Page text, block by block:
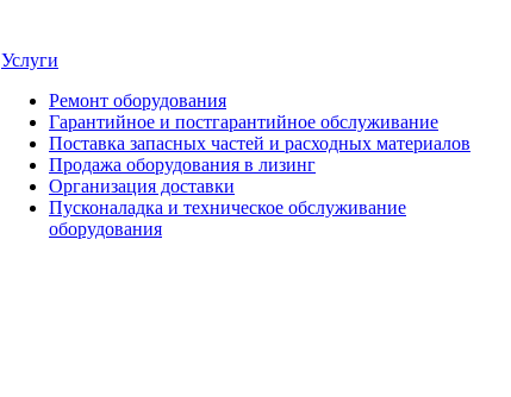
Услуги
Ремонт оборудования
Гарантийное и постгарантийное обслуживание
Поставка запасных частей и расходных материалов
Продажа оборудования в лизинг
Организация доставки
Пусконаладка и техническое обслуживание
оборудования